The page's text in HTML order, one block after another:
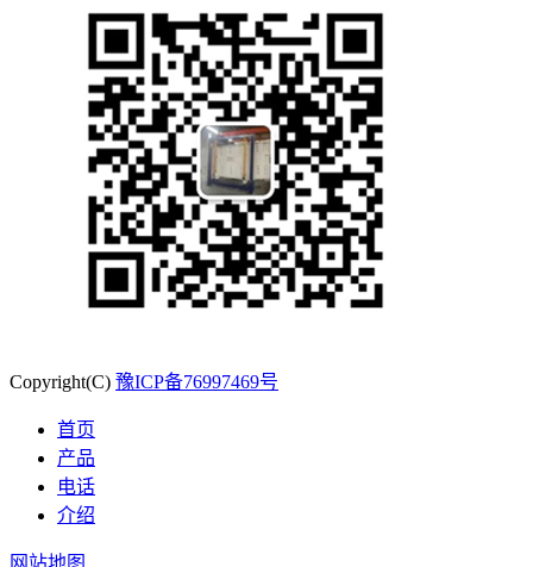
Copyright(C) 豫ICP备76997469号
首页
产品
电话
介绍
网站地图